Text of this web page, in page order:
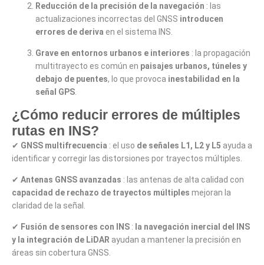
Reducción de la precisión de la navegación : las
actualizaciones incorrectas del GNSS introducen
errores de deriva en el sistema INS.
Grave en entornos urbanos e interiores : la propagación
multitrayecto es común en paisajes urbanos, túneles y
debajo de puentes, lo que provoca inestabilidad en la
señal GPS
¿Cómo reducir errores de múltiples
rutas en INS?
✔ GNSS multifrecuencia : el uso de señales L1, L2 y L5 ayuda a
identificar y corregir las distorsiones por trayectos múltiples.
✔ Antenas GNSS avanzadas : las antenas de alta calidad con
capacidad de rechazo de trayectos múltiples mejoran la
claridad de la señal.
✔ Fusión de sensores con INS : la navegación inercial del INS
y la integración de LiDAR ayudan a mantener la precisión en
áreas sin cobertura GNSS.